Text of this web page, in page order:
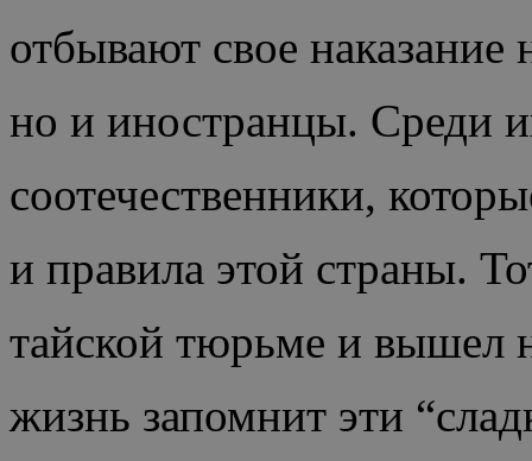
отбывают свое наказание
но и иностранцы. Среди
соотечественники,
и правила этой страны.
тайской тюрьме и вышел
жизнь запомнит эти